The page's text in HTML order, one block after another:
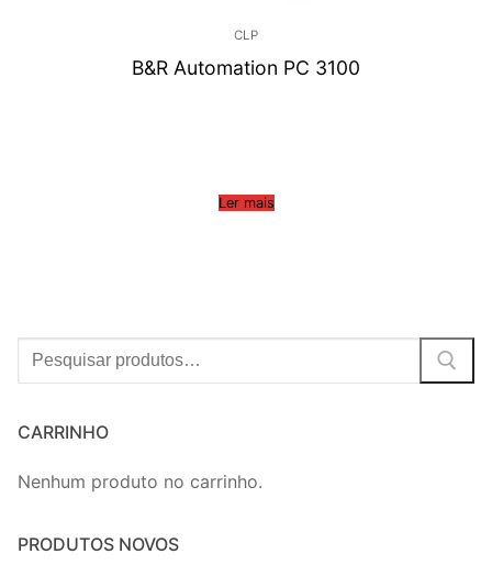
CLP
B&R Automation PC 3100
Ler mais
Procurar:
CARRINHO
Nenhum produto no carrinho.
PRODUTOS NOVOS